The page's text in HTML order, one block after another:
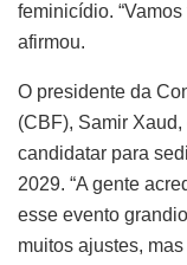
feminicídio.
afirmou.
O presidente da
(CBF), Samir
candidatar para
2029. “A gente
esse evento
muitos ajustes,